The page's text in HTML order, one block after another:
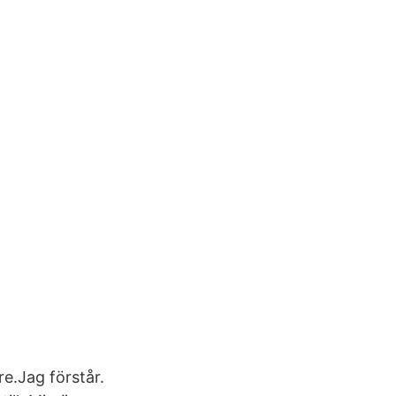
förstår.